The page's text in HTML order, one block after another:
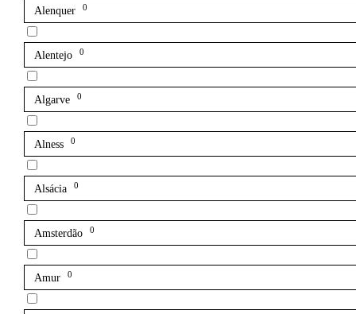
Alenquer 0
Alentejo 0
Algarve 0
Alness 0
Alsácia 0
Amsterdão 0
Amur 0